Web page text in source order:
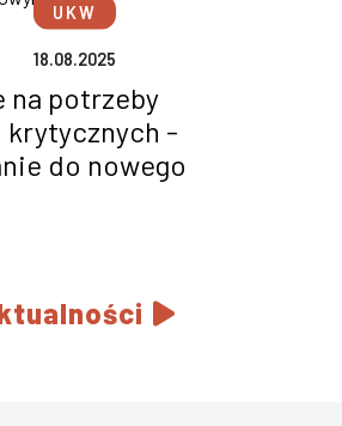
UKW
18.08.2025
na potrzeby
-
do nowego